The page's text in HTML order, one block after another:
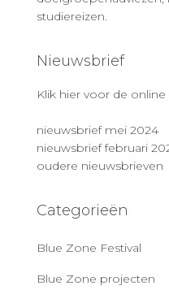
studiereizen.
Nieuwsbrief
Klik hier voor de online
nieuwsbrief mei 2024
nieuwsbrief februari
oudere nieuwsbrieven
Categorieën
Blue Zone Festival
Blue Zone projecten